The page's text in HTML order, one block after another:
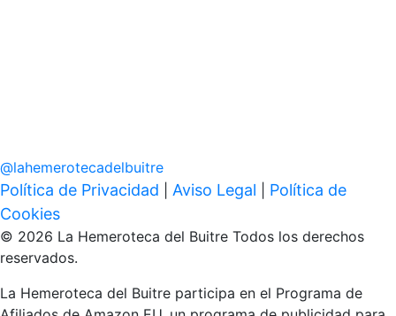
@lahemerotecadelbuitre
Política de Privacidad Aviso Legal
Política de
Cookies
© 2026 La Hemeroteca del Buitre Todos los derechos
reservados.
La Hemeroteca del Buitre participa en el Programa de